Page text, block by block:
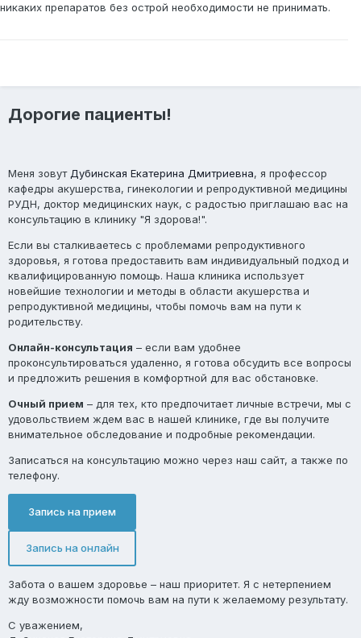
никаких препаратов без острой необходимости не принимать.
Дорогие пациенты!
Меня зовут Дубинская Екатерина Дмитриевна, я профессор
кафедры акушерства, гинекологии и репродуктивной медицины
РУДН, доктор медицинских наук, с радостью приглашаю вас на
консультацию в клинику "Я здорова!".
Если вы сталкиваетесь с проблемами репродуктивного
здоровья, я готова предоставить вам индивидуальный подход и
квалифицированную помощь. Наша клиника использует
новейшие технологии и методы в области акушерства и
репродуктивной медицины, чтобы помочь вам на пути к
родительству.
Онлайн-консультация – если вам удобнее
проконсультироваться удаленно, я готова обсудить все вопросы
и предложить решения в комфортной для вас обстановке.
Очный прием – для тех, кто предпочитает личные встречи, мы с
удовольствием ждем вас в нашей клинике, где вы получите
внимательное обследование и подробные рекомендации.
Записаться на консультацию можно через наш сайт, а также по
телефону.
Запись на прием
Запись на онлайн
Забота о вашем здоровье – наш приоритет. Я с нетерпением
жду возможности помочь вам на пути к желаемому результату.
С уважением,